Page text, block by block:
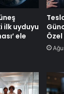
ilk uyduyu
ele